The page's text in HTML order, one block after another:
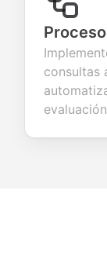
consultas